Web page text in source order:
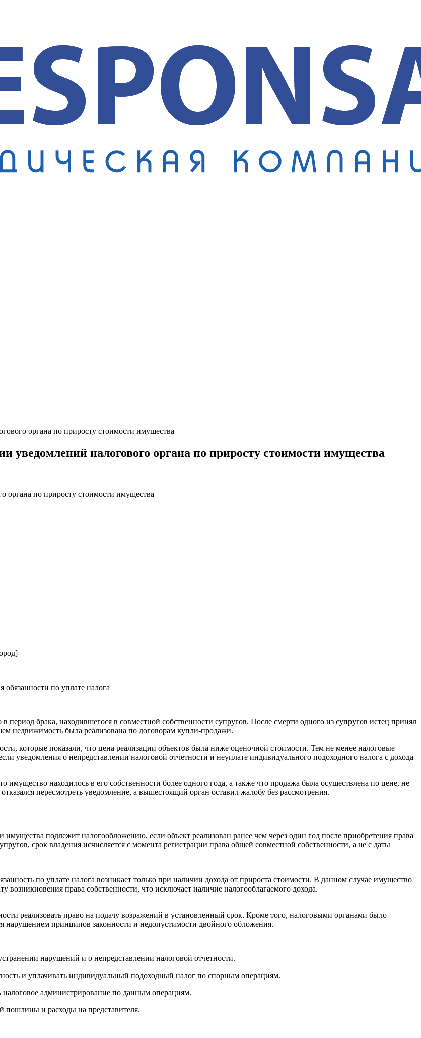
органа по приросту стоимости имущества
налогового органа по приросту стоимости имущества
по приросту стоимости имущества
по уплате налога
брака, находившегося в совместной собственности супругов. После смерти одного из супругов истец принял
недвижимость была реализована по договорам купли-продажи.
которые показали, что цена реализации объектов была ниже оценочной стоимости. Тем не менее налоговые
уведомления о непредставлении налоговой отчетности и неуплате индивидуального подоходного налога с дохода
имущество находилось в его собственности более одного года, а также что продажа была осуществлена по цене, не
пересмотреть уведомление, а вышестоящий орган оставил жалобу без рассмотрения.
подлежит налогообложению, если объект реализован ранее чем через один год после приобретения права
срок владения исчисляется с момента регистрации права общей совместной собственности, а не с даты
по уплате налога возникает только при наличии дохода от прироста стоимости. В данном случае имущество
права собственности, что исключает наличие налогооблагаемого дохода.
реализовать право на подачу возражений в установленный срок. Кроме того, налоговыми органами было
принципов законности и недопустимости двойного обложения.
нарушений и о непредставлении налоговой отчетности.
и уплачивать индивидуальный подоходный налог по спорным операциям.
налоговое администрирование по данным операциям.
пошлины и расходы на представителя.